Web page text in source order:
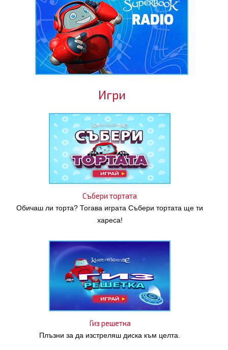
Игри
Събери тортата
Обичаш ли торта? Тогава играта Събери тортата ще ти
хареса!
Гиз решетка
Плъзни за да изстреляш диска към целта.